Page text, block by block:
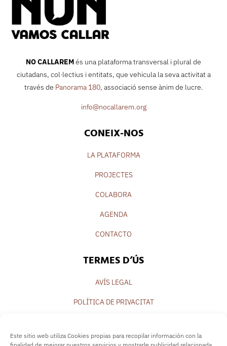
Este sitio web utiliza Cookies propias para recopilar información con la
NO CALLAREMés una plataforma transversal i plural de
ciutadans, col·lectius i entitats, que vehicula la seva activitat a
través de Panorama 180, associació sense ànim de lucre.
info@nocallarem.org
CONEIX-NOS
LA PLATAFORMA
PROJECTES
COLABORA
AGENDA
CONTACTO
TERMES D’ÚS
AVÍS LEGAL
POLÍTICA DE PRIVACITAT